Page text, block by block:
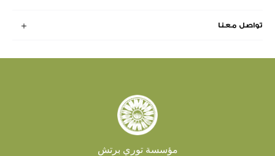
تواصل معنا
مؤسسة توري برتش